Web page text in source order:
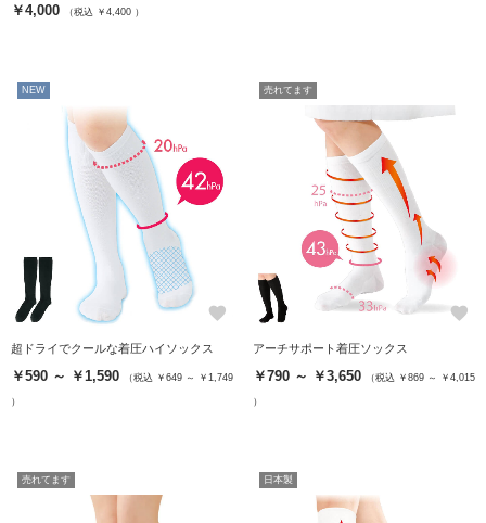
￥4,000 （税込 ￥4,400 ）
NEW
favorite
超ドライでクールな着圧ハイソックス
￥590 ～ ￥1,590 （税込 ￥649 ～ ￥1,749
）
売れてます
favorite
アーチサポート着圧ソックス
￥790 ～ ￥3,650 （税込 ￥869 ～ ￥4,015
）
売れてます 日本製